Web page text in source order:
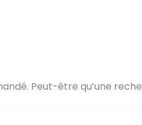
Peut-être qu’une